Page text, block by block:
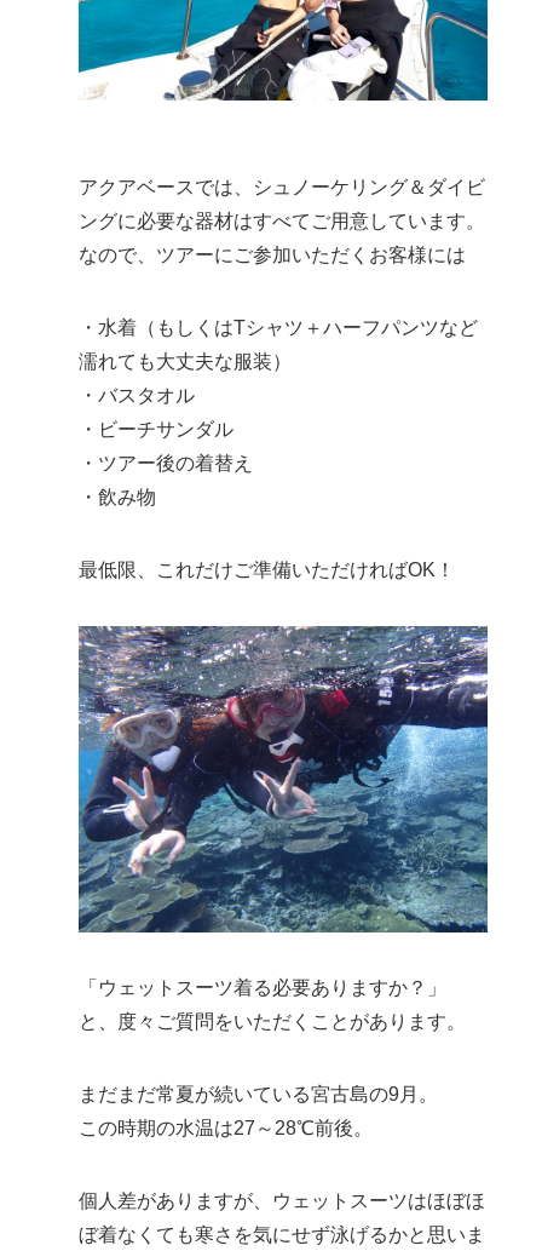
アクアベースでは、シュノーケリング＆ダイビ
ングに必要な器材はすべてご用意しています。
なので、ツアーにご参加いただくお客様には
・水着（もしくはTシャツ＋ハーフパンツなど
濡れても大丈夫な服装）
・バスタオル
・ビーチサンダル
・ツアー後の着替え
・飲み物
最低限、これだけご準備いただければOK！
「ウェットスーツ着る必要ありますか？」
と、度々ご質問をいただくことがあります。
まだまだ常夏が続いている宮古島の9月。
この時期の水温は27～28℃前後。
個人差がありますが、ウェットスーツはほぼほ
ぼ着なくても寒さを気にせず泳げるかと思いま